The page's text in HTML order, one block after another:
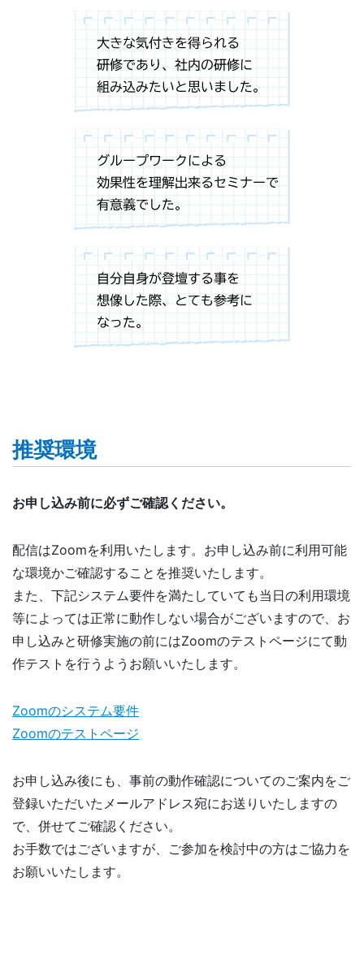
推奨環境
お申し込み前に必ずご確認ください。
配信はZoomを利用いたします。お申し込み前に利用可能
な環境かご確認することを推奨いたします。
また、下記システム要件を満たしていても当日の利用環境
等によっては正常に動作しない場合がございますので、お
申し込みと研修実施の前にはZoomのテストページにて動
作テストを行うようお願いいたします。
Zoomのシステム要件
Zoomのテストページ
お申し込み後にも、事前の動作確認についてのご案内をご
登録いただいたメールアドレス宛にお送りいたしますの
で、併せてご確認ください。
お手数ではございますが、ご参加を検討中の方はご協力を
お願いいたします。